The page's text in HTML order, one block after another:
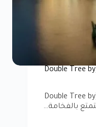
فندق دبل تري من هيلتون طرابزون (Double Tree by
فندق دبل تري من هيلتون طرابزون (Double Tree by